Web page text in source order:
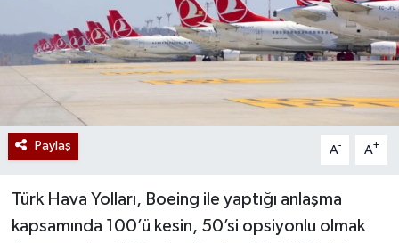
Paylaş A- A+
Türk Hava Yolları, Boeing ile yaptığı anlaşma
kapsamında 100’ü kesin, 50’si opsiyonlu olmak